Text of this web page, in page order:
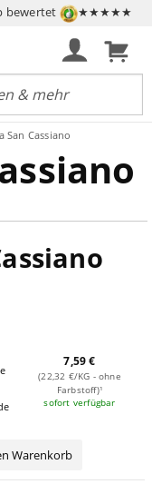
bewertet ★★★★★
San Cassiano
7,59 €
(22,32 €/KG - ohne
Farbstoff)¹
sofort verfügbar
Warenkorb